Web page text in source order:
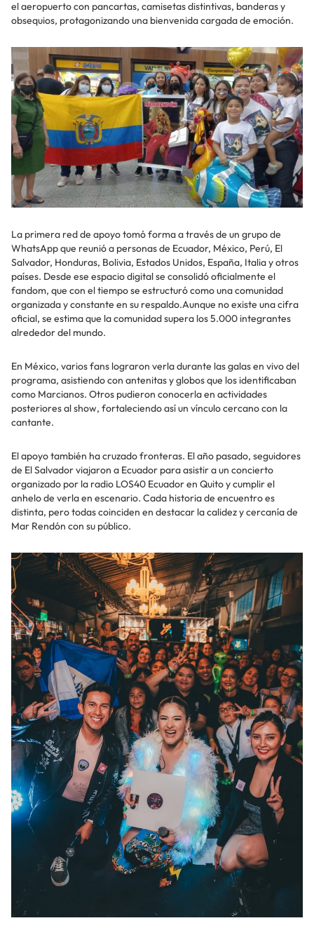
el aeropuerto con pancartas, camisetas distintivas, banderas y
obsequios, protagonizando una bienvenida cargada de emoción.
La primera red de apoyo tomó forma a través de un grupo de
WhatsApp que reunió a personas de Ecuador, México, Perú, El
Salvador, Honduras, Bolivia, Estados Unidos, España, Italia y otros
países. Desde ese espacio digital se consolidó oficialmente el
fandom, que con el tiempo se estructuró como una comunidad
organizada y constante en su respaldo.Aunque no existe una cifra
oficial, se estima que la comunidad supera los 5.000 integrantes
alrededor del mundo.
En México, varios fans lograron verla durante las galas en vivo del
programa, asistiendo con antenitas y globos que los identificaban
como Marcianos. Otros pudieron conocerla en actividades
posteriores al show, fortaleciendo así un vínculo cercano con la
cantante.
El apoyo también ha cruzado fronteras. El año pasado, seguidores
de El Salvador viajaron a Ecuador para asistir a un concierto
organizado por la radio LOS40 Ecuador en Quito y cumplir el
anhelo de verla en escenario. Cada historia de encuentro es
distinta, pero todas coinciden en destacar la calidez y cercanía de
Mar Rendón con su público.